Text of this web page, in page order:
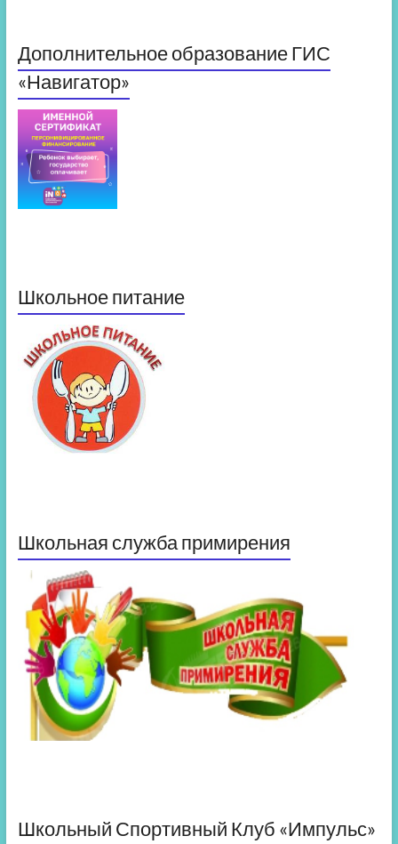
Дополнительное образование ГИС
«Навигатор»
Школьное питание
Школьная служба примирения
Школьный Спортивный Клуб «Импульс»